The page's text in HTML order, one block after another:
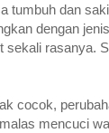
tumbuh dan
dengan
rasanya.
cocok,
mencuci